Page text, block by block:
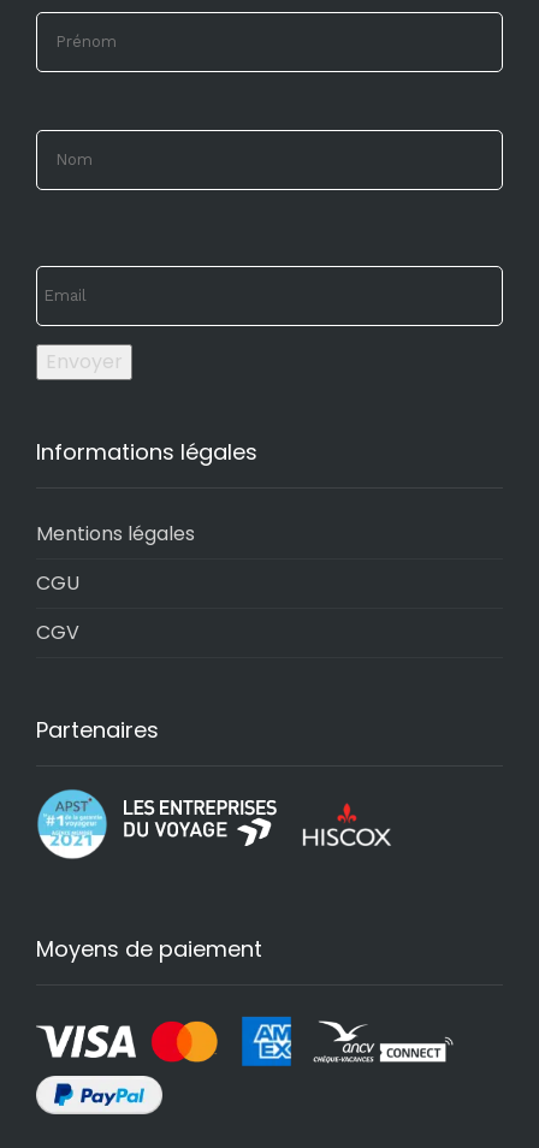
Envoyer
Informations légales
Mentions légales
CGU
CGV
Partenaires
Moyens de paiement